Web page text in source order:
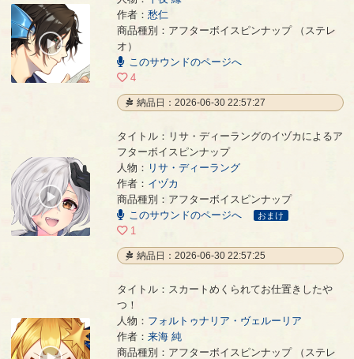
Blue Moon - 愁仁
02:45
作者： 愁仁
商品種別：アフターボイスピンナップ （ステレ
オ）
このサウンドのページへ
4
納品日：2026-06-30 22:57:27
リサ・ディーラングのイヅカによるアフターボイスピンナップ
00:00
00:19
タイトル：リサ・ディーラングのイヅカによるア
フターボイスピンナップ
人物： リサ・ディーラング
作者： イヅカ
商品種別：アフターボイスピンナップ
このサウンドのページへ
おまけ
1
納品日：2026-06-30 22:57:25
スカートめくられてお仕置きしたやつ！
タイトル：スカートめくられてお仕置きしたや
つ！
人物： フォルトゥナリア・ヴェルーリア
作者： 来海 純
商品種別：アフターボイスピンナップ （ステレ